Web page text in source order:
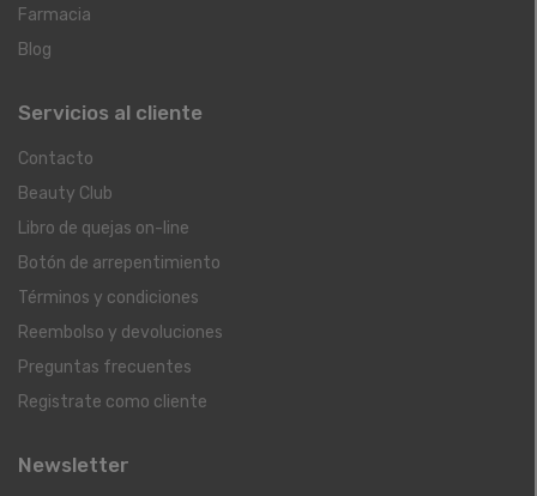
Farmacia
Blog
Servicios al cliente
Contacto
Beauty Club
Libro de quejas on-line
Botón de arrepentimiento
Términos y condiciones
Reembolso y devoluciones
Preguntas frecuentes
Registrate como cliente
Newsletter